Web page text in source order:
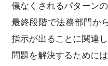
儀なくされるパターン
最終段階で法務部門か
指示が出ることに関連
問題を解決するために